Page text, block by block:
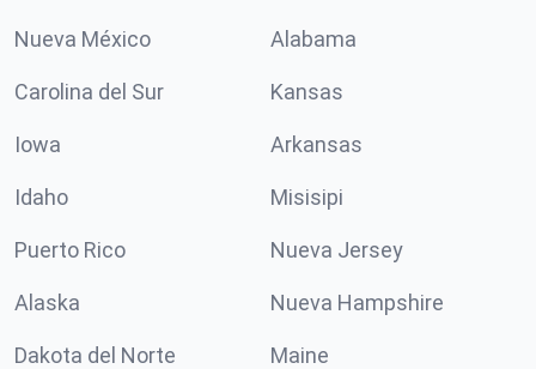
Nueva México Alabama
Carolina del Sur Kansas
Iowa Arkansas
Idaho Misisipi
Puerto Rico Nueva Jersey
Alaska Nueva Hampshire
Dakota del Norte Maine